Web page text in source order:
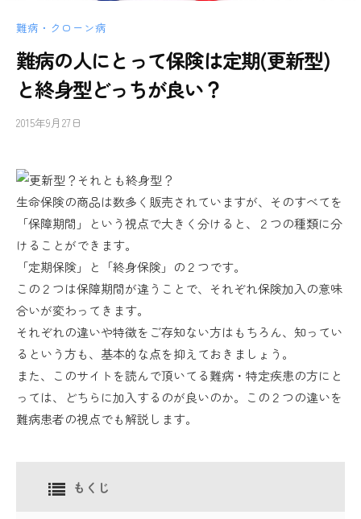
難病・クローン病
難病の人にとって保険は定期(更新型)
と終身型どっちが良い？
2015年9月27日
ぐ
る
生命保険の商品は数多く販売されていますが、そのすべてを
「保障期間」という視点で大きく分けると、２つの種類に分
けることができます。
「定期保険」と「終身保険」の２つです。
この２つは保障期間が違うことで、それぞれ保険加入の意味
合いが変わってきます。
それぞれの違いや特徴をご存知ない方はもちろん、知ってい
るという方も、基本的な点を抑えておきましょう。
また、このサイトを読んで頂いてる難病・特定疾患の方にと
っては、どちらに加入するのが良いのか。この２つの違いを
難病患者の視点でも解説します。
もくじ